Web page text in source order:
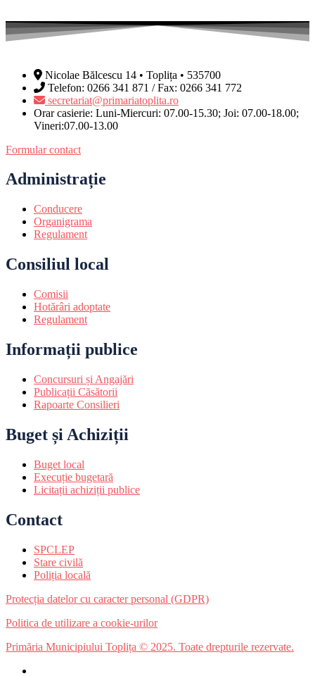
Nicolae Bălcescu 14 • Toplița • 535700
Telefon: 0266 341 871 / Fax: 0266 341 772
secretariat@primariatoplita.ro
Orar casierie: Luni-Miercuri: 07.00-15.30; Joi: 07.00-18.00;
Vineri:07.00-13.00
Formular contact
Administrație
Conducere
Organigrama
Regulament
Consiliul local
Comisii
Hotărâri adoptate
Regulament
Informații publice
Concursuri și Angajări
Publicații Căsătorii
Rapoarte Consilieri
Buget și Achiziții
Buget local
Execuție bugetară
Licitații achiziții publice
Contact
SPCLEP
Stare civilă
Poliția locală
Protecția datelor cu caracter personal (GDPR)
Politica de utilizare a cookie-urilor
Primăria Municipiului Toplița © 2025. Toate drepturile rezervate.